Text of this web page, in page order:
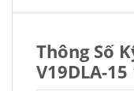
Thông Số
V19DLA-15